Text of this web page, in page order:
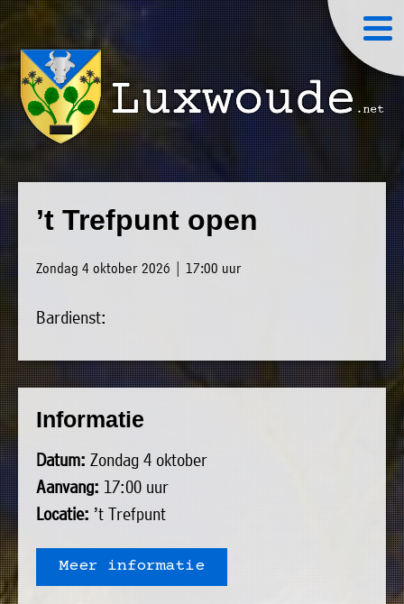
’t Trefpunt open
Zondag 4 oktober 2026 | 17:00 uur
Bardienst:
Informatie
Datum: Zondag 4 oktober
Aanvang: 17:00 uur
Locatie: ’t Trefpunt
Meer informatie
»
Nieuws
Agenda
»
Verenigingen
belang
Luxwoude.net
website@luxwoude.net
Plaatselijk
moment
het
bestuur
uit
volgende
personen:
Voorzitter
vacant
Michiel
Modderman